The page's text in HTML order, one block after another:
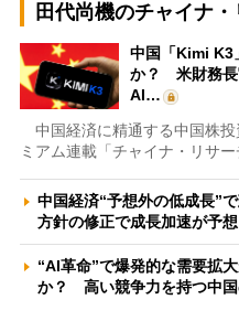
田代尚機のチャイナ
中国「Kimi K3
か？ 米財務長
AI…
中国経済に精通する中国株投
ミアム連載「チャイナ・リサ
中国経済“予想外の低成長”
方針の修正で成長加速が予
“AI革命”で爆発的な需要拡
か？ 高い競争力を持つ中